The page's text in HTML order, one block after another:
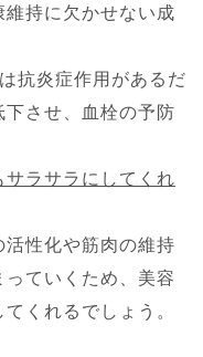
持に欠かせない成
抗炎症作用があるだ
させ、血栓の予防
ラサラにしてくれ
性化や筋肉の維持
ていくため、美容
くれるでしょう。